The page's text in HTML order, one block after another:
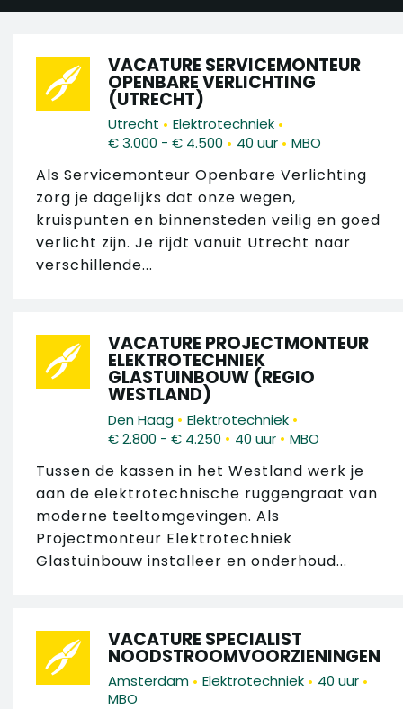
VACATURE SERVICEMONTEUR
OPENBARE VERLICHTING
(UTRECHT)
Utrecht • Elektrotechniek •
€ 3.000 - € 4.500 • 40 uur • MBO
Als Servicemonteur Openbare Verlichting
zorg je dagelijks dat onze wegen,
kruispunten en binnensteden veilig en goed
verlicht zijn. Je rijdt vanuit Utrecht naar
verschillende...
VACATURE PROJECTMONTEUR
ELEKTROTECHNIEK
GLASTUINBOUW (REGIO
WESTLAND)
Den Haag • Elektrotechniek •
€ 2.800 - € 4.250 • 40 uur • MBO
Tussen de kassen in het Westland werk je
aan de elektrotechnische ruggengraat van
moderne teeltomgevingen. Als
Projectmonteur Elektrotechniek
Glastuinbouw installeer en onderhoud...
VACATURE SPECIALIST
NOODSTROOMVOORZIENINGEN
Amsterdam • Elektrotechniek • 40 uur •
MBO